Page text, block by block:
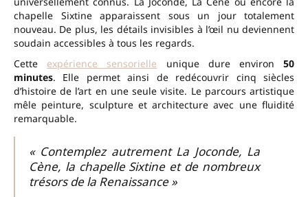
chapelle Sixtine apparaissent sous un jour totalement
nouveau. De plus, les détails invisibles à l’œil nu deviennent
soudain accessibles à tous les regards.
Cette expérience sensorielle unique dure environ50
minutes. Elle permet ainsi de redécouvrir cinq siècles
d’histoire de l’art en une seule visite. Le parcours artistique
mêle peinture, sculpture et architecture avec une fluidité
remarquable.
« Contemplez autrement La Joconde, La
Cène, la chapelle Sixtine et de nombreux
trésors de la Renaissance »